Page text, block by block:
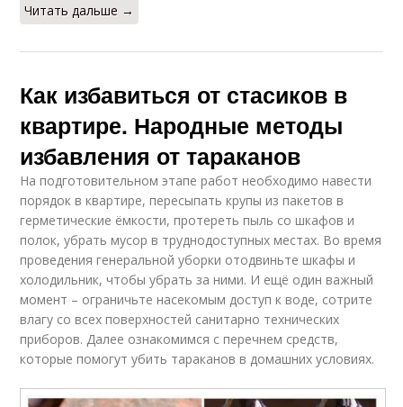
Читать дальше →
Как избавиться от стасиков в
квартире. Народные методы
избавления от тараканов
На подготовительном этапе работ необходимо навести
порядок в квартире, пересыпать крупы из пакетов в
герметические ёмкости, протереть пыль со шкафов и
полок, убрать мусор в труднодоступных местах. Во время
проведения генеральной уборки отодвиньте шкафы и
холодильник, чтобы убрать за ними. И ещё один важный
момент – ограничьте насекомым доступ к воде, сотрите
влагу со всех поверхностей санитарно технических
приборов. Далее ознакомимся с перечнем средств,
которые помогут убить тараканов в домашних условиях.